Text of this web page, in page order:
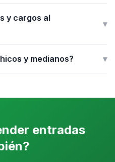
y cargos al
▾
y medianos? ▾
entradas